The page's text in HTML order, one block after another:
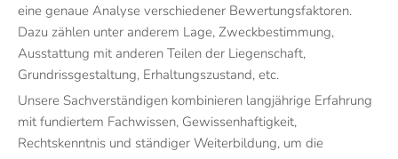
eine genaue Analyse verschiedener Bewertungsfaktoren.
Dazu zählen unter anderem Lage, Zweckbestimmung,
Ausstattung mit anderen Teilen der Liegenschaft,
Grundrissgestaltung, Erhaltungszustand, etc.
Unsere Sachverständigen kombinieren langjährige Erfahrung
mit fundiertem Fachwissen, Gewissenhaftigkeit,
Rechtskenntnis und ständiger Weiterbildung, um die